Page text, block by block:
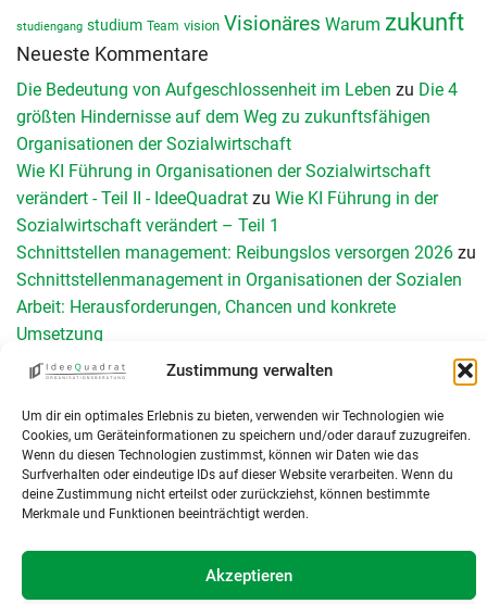
Zustimmung verwalten
Um dir ein optimales Erlebnis zu bieten, verwenden wir Technologien wie
Cookies, um Geräteinformationen zu speichern und/oder darauf zuzugreifen.
Wenn du diesen Technologien zustimmst, können wir Daten wie das
Surfverhalten oder eindeutige IDs auf dieser Website verarbeiten. Wenn du
deine Zustimmung nicht erteilst oder zurückziehst, können bestimmte
Merkmale und Funktionen beeinträchtigt werden.
Akzeptieren
studiengang studium Team vision Visionäres Warum zukunft
Neueste Kommentare
Die Bedeutung von Aufgeschlossenheit im Leben zu Die 4
größten Hindernisse auf dem Weg zu zukunftsfähigen
Organisationen der Sozialwirtschaft
Wie KI Führung in Organisationen der Sozialwirtschaft
verändert - Teil II - IdeeQuadrat zu Wie KI Führung in der
Sozialwirtschaft verändert – Teil 1
Schnittstellen management: Reibungslos versorgen 2026 zu
Schnittstellenmanagement in Organisationen der Sozialen
Arbeit: Herausforderungen, Chancen und konkrete
Umsetzung
Teamperformance Messung: Wirksame Teamentwicklung
Das GRPI-Modell zur Teamentwicklung
KI und Digitalisierung in der Sozialwirtschaft: Neun
Leitorientierungen für Führungskräfte - IdeeQuadratzuWas
sind Organisationen – eine Einführung